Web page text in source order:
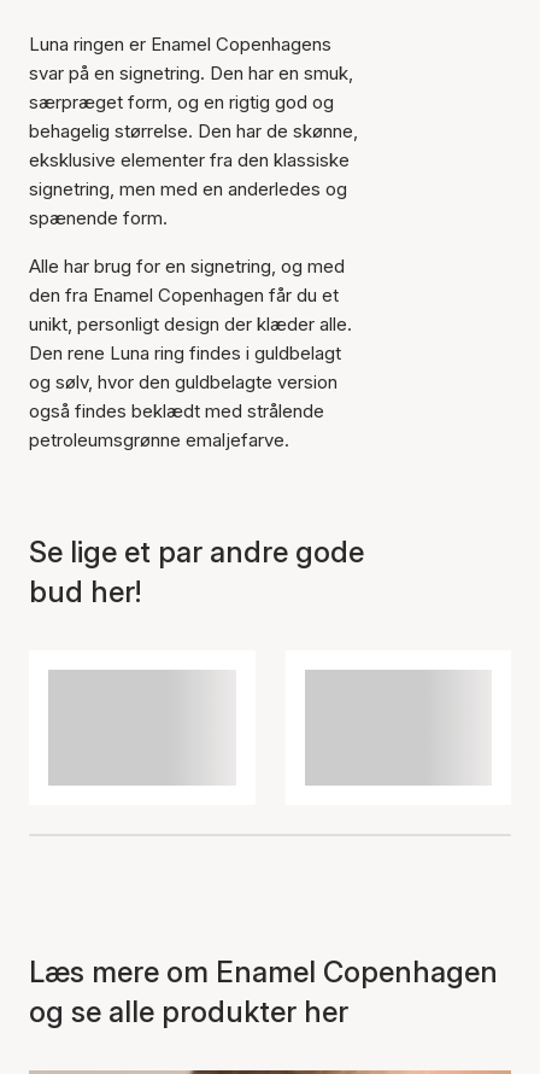
Luna ringen er Enamel Copenhagens
svar på en signetring. Den har en smuk,
særpræget form, og en rigtig god og
behagelig størrelse. Den har de skønne,
eksklusive elementer fra den klassiske
signetring, men med en anderledes og
spænende form.
Alle har brug for en signetring, og med
den fra Enamel Copenhagen får du et
unikt, personligt design der klæder alle.
Den rene Luna ring findes i guldbelagt
og sølv, hvor den guldbelagte version
også findes beklædt med strålende
petroleumsgrønne emaljefarve.
Se lige et par andre gode
bud her!
Læs mere om Enamel Copenhagen
og se alle produkter her